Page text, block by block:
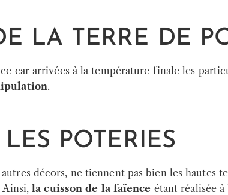
LA TERRE DE
car arrivées à la température finale les
.
POTERIES
décors, ne tiennent pas bien les hautes
Ainsi,la cuisson de la faïence étant réalisée